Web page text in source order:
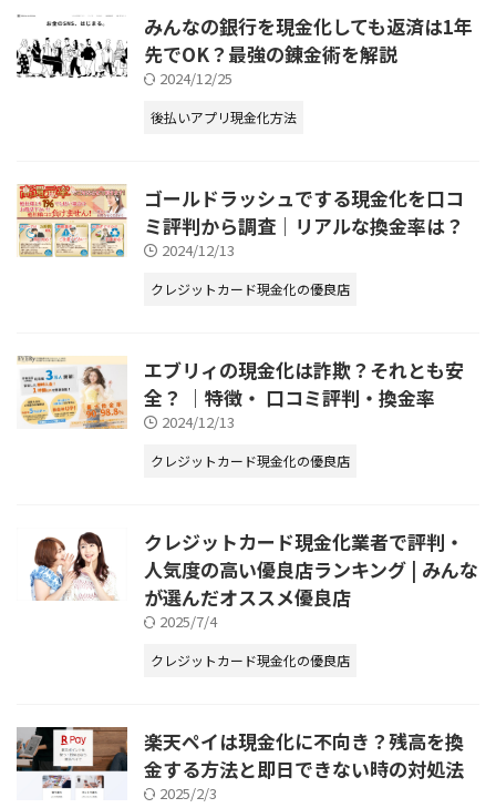
みんなの銀行を現金化しても返済は1年
先でOK？最強の錬金術を解説
2024/12/25
後払いアプリ現金化方法
ゴールドラッシュでする現金化を口コ
ミ評判から調査｜リアルな換金率は？
2024/12/13
クレジットカード現金化の優良店
エブリィの現金化は詐欺？それとも安
全？ ｜特徴・ 口コミ評判・換金率
2024/12/13
クレジットカード現金化の優良店
クレジットカード現金化業者で評判・
人気度の高い優良店ランキング | みんな
が選んだオススメ優良店
2025/7/4
クレジットカード現金化の優良店
楽天ペイは現金化に不向き？残高を換
金する方法と即日できない時の対処法
2025/2/3